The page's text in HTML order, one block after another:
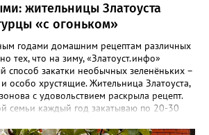
жительницы Златоуста
«с огоньком»
годами домашним рецептам различных
тех, что на зиму, «Златоуст.инфо»
способ закатки необычных зеленёньких –
особо хрустящие. Жительница Златоуста,
с удовольствием раскрыла рецепт.
семьи каждый год закатываю по 20-30